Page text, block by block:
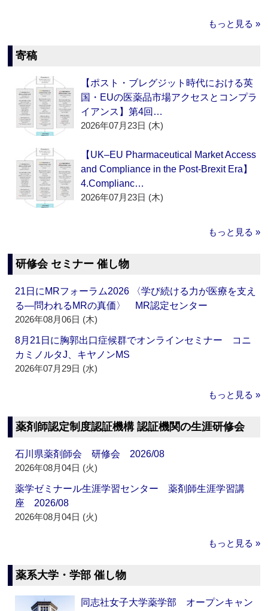
もっと見る »
寄稿
【ポスト・ブレグジット時代における英
国・EUの医薬品市場アクセスとコンプラ
イアンス】第4回…
2026年07月23日 (木)
【UK–EU Pharmaceutical Market Access
and Compliance in the Post-Brexit Era】
4.Complianc…
2026年07月23日 (木)
もっと見る »
研修会 セミナー 催し物
21日にMRフォーラム2026 〈学び続ける力が医療を支え
る―問われるMRの真価〉 MR認定センター
2026年08月06日 (木)
8月21日に胸郭出口症候群でオンラインセミナー コニ
カミノルタJ、キヤノンMS
2026年07月29日 (水)
もっと見る »
薬剤師認定制度認証機構 認証機関の生涯研修会
石川県薬剤師会 研修会 2026/08
2026年08月04日 (火)
薬学ゼミナール生涯学習センター 薬剤師生涯学習講
座 2026/08
2026年08月04日 (火)
もっと見る »
薬系大学・学部 催し物
同志社女子大学薬学部 オープンキャン